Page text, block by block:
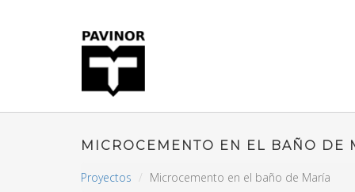
MICROCEMENTO EN EL BAÑO DE
Proyectos Microcemento en el baño de María